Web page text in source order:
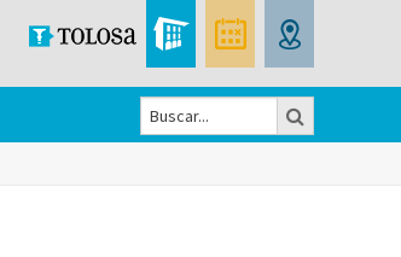
Formulario